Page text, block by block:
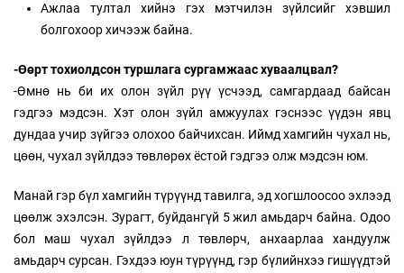
Ажлаа тултал хийнэ гэх мэтчилэн зүйлсийг хэвшил
болгохоор хичээж байна.
-Өөрт тохиолдсон туршлага сургамжаас хуваалцвал?
-Өмнө нь би их олон зүйл рүү үсчээд, самгардаад байсан
гэдгээ мэдсэн. Хэт олон зүйл амжуулах гэснээс үүдэн явц
дундаа учир зүйгээ олохоо байчихсан. Иймд хамгийн чухал нь,
цөөн, чухал зүйлдээ төвлөрөх ёстой гэдгээ олж мэдсэн юм.
Манай гэр бүл хамгийн түрүүнд тавилга, эд хогшлоосоо эхлээд
цөөлж эхэлсэн. Зурагт, буйдангүй 5 жил амьдарч байна. Одоо
бол маш чухал зүйлдээ л төвлөрч, анхаарлаа хандуулж
амьдарч сурсан. Гэхдээ юун түрүүнд, гэр бүлийнхээ гишүүдтэй